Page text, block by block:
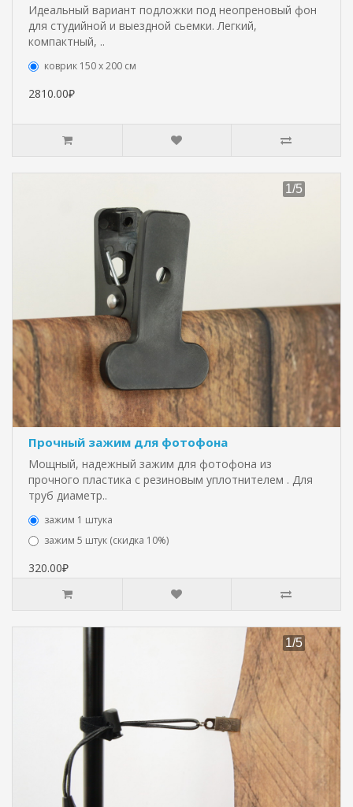
Идеальный вариант подложки под неопреновый фон
для студийной и выездной сьемки. Легкий,
компактный, ..
коврик 150 х 200 см
2810.00₽
Прочный зажим для фотофона
Мощный, надежный зажим для фотофона из
прочного пластика с резиновым уплотнителем . Для
труб диаметр..
зажим 1 штука
зажим 5 штук (скидка 10%)
320.00₽